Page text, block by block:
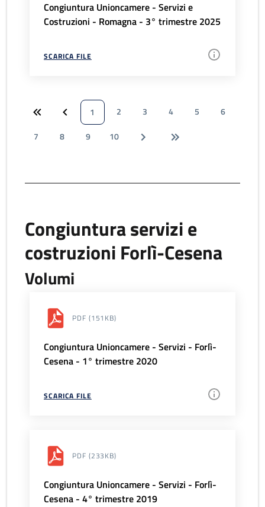
Congiuntura Unioncamere - Servizi e
Costruzioni - Romagna - 3° trimestre 2025
SCARICA FILE
1 2 3 4 5
6
7
8 9 10
Congiuntura servizi e
costruzioni Forlì-Cesena
Volumi
PDF (151KB)
Congiuntura Unioncamere - Servizi - Forlì-
Cesena - 1° trimestre 2020
SCARICA FILE
PDF (233KB)
Congiuntura Unioncamere - Servizi - Forlì-
Cesena - 4° trimestre 2019